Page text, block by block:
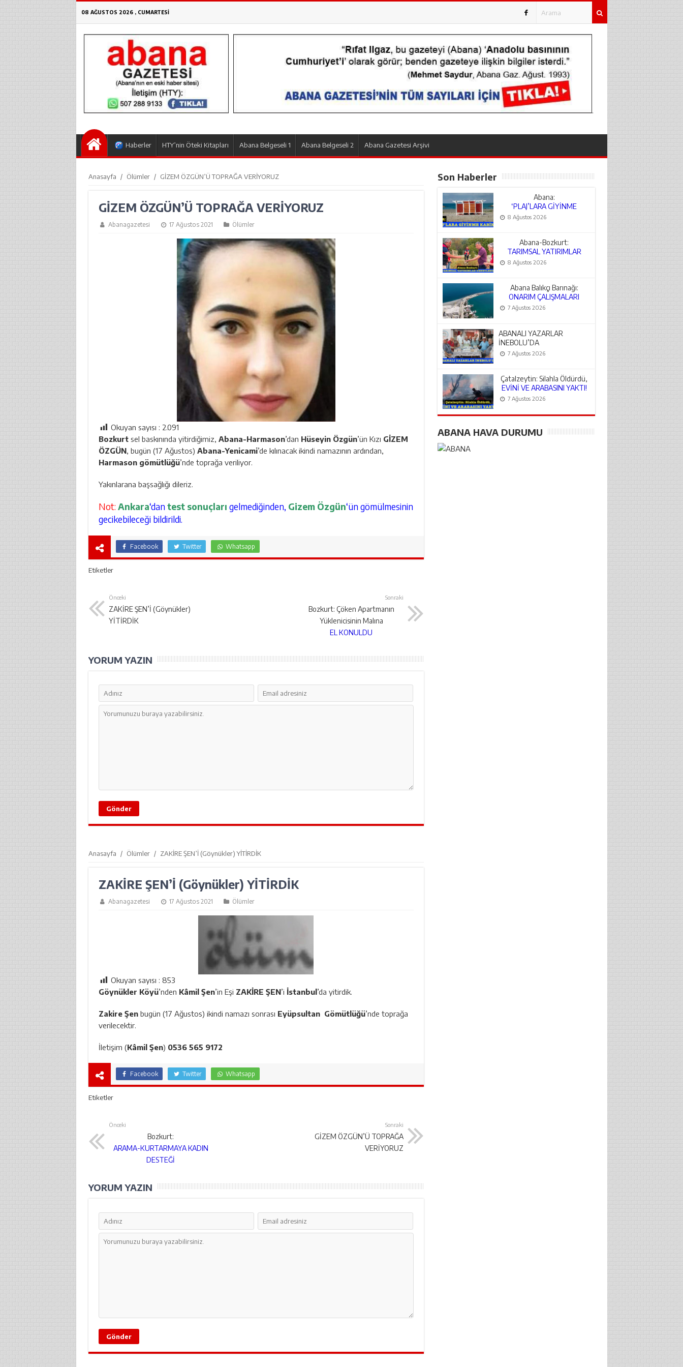
08 AĞUSTOS 2026 , CUMARTESI
.
Haberler HTY’nin Öteki Kitapları Abana Belgeseli 1 Abana Belgeseli 2 Abana Gazetesi Arşivi
Anasayfa / Ölümler / GİZEM ÖZGÜN’Ü TOPRAĞA VERİYORUZ
GİZEM ÖZGÜN’Ü TOPRAĞA VERİYORUZ
Abanagazetesi 17 Ağustos 2021 Ölümler
Okuyan sayısı : 2.091
Bozkurt sel baskınında yitirdiğimiz, Abana-Harmason’dan Hüseyin Özgün’ün Kızı GİZEM
ÖZGÜN, bugün (17 Ağustos) Abana-Yenicami’de kılınacak ikindi namazının ardından,
Harmason gömütlüğü’nde toprağa veriliyor.
Yakınlarana başsağlığı dileriz.
Not: Ankara‘dantest sonuçları gelmediğinden, Gizem Özgün‘ün gömülmesinin
gecikebileceği bildirildi.
Facebook Twitter Whatsapp
Etiketler
Önceki
ZAKİRE ŞEN’İ (Göynükler)
YİTİRDİK
Sonraki
Bozkurt: Çöken Apartmanın
Yüklenicisinin Malına
EL KONULDU
YORUM YAZIN
Anasayfa / Ölümler / ZAKİRE ŞEN’İ (Göynükler) YİTİRDİK
ZAKİRE ŞEN’İ (Göynükler) YİTİRDİK
Abanagazetesi 17 Ağustos 2021 Ölümler
Okuyan sayısı : 853
Göynükler Köyü’nden Kâmil Şen’in Eşi ZAKİRE ŞEN’i İstanbul ’da yitirdik.
Zakire Şenbugün (17 Ağustos) ikindi namazı sonrası Eyüpsultan Gömütlüğü’nde toprağa
verilecektir.
İletişim (Kâmil Şen) 0536 565 9172
Facebook Twitter Whatsapp
Etiketler
Önceki
Bozkurt:
ARAMA-KURTARMAYA KADIN
DESTEĞİ
Sonraki
GİZEM ÖZGÜN’Ü TOPRAĞA
VERİYORUZ
YORUM YAZIN
Son Haberler
Abana:
‘PLAJ’LARA GİYİNME
KABİNLERİ
8 Ağustos 2026
Abana-Bozkurt:
TARIMSAL YATIRIMLAR
DENETLENDİ
8 Ağustos 2026
Abana Balıkçı Barınağı:
ONARIM ÇALIŞMALARI
BAŞLADI
7 Ağustos 2026
ABANALI YAZARLAR
İNEBOLU’DA
7 Ağustos 2026
Çatalzeytin: Silahla Öldürdü,
EVİNİ VE ARABASINI YAKTI!
7 Ağustos 2026
ABANA HAVA DURUMU